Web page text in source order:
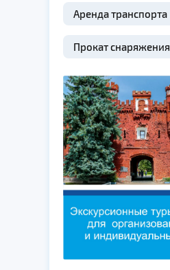
Аренда транспорта
Прокат снаряжения